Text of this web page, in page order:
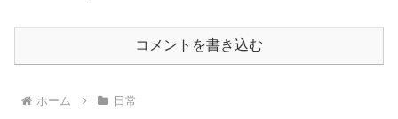
コメントを書き込む
ホーム 日常